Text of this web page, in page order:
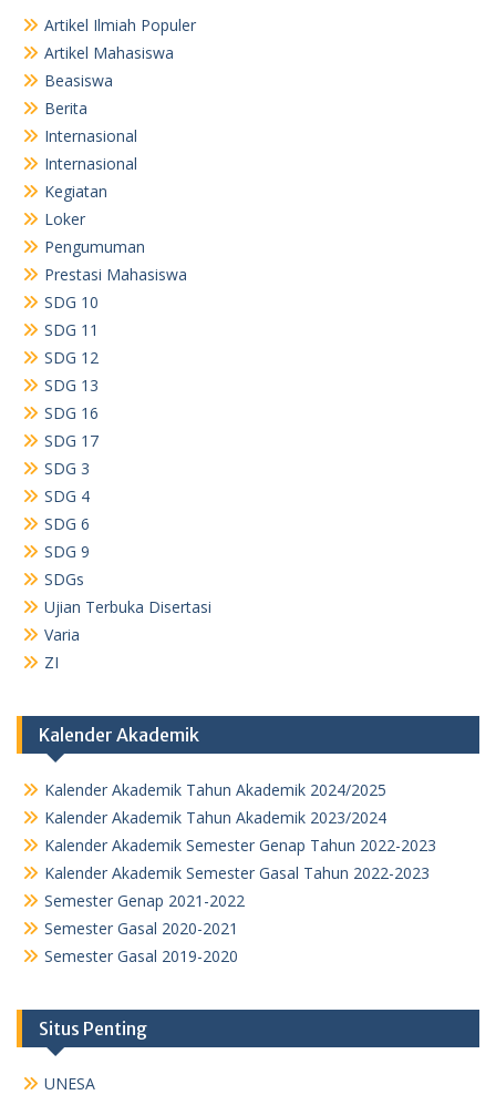
Artikel Ilmiah Populer
Artikel Mahasiswa
Beasiswa
Berita
Internasional
Internasional
Kegiatan
Loker
Pengumuman
Prestasi Mahasiswa
SDG 10
SDG 11
SDG 12
SDG 13
SDG 16
SDG 17
SDG 3
SDG 4
SDG 6
SDG 9
SDGs
Ujian Terbuka Disertasi
Varia
ZI
Kalender Akademik
Kalender Akademik Tahun Akademik 2024/2025
Kalender Akademik Tahun Akademik 2023/2024
Kalender Akademik Semester Genap Tahun 2022-2023
Kalender Akademik Semester Gasal Tahun 2022-2023
Semester Genap 2021-2022
Semester Gasal 2020-2021
Semester Gasal 2019-2020
Situs Penting
UNESA